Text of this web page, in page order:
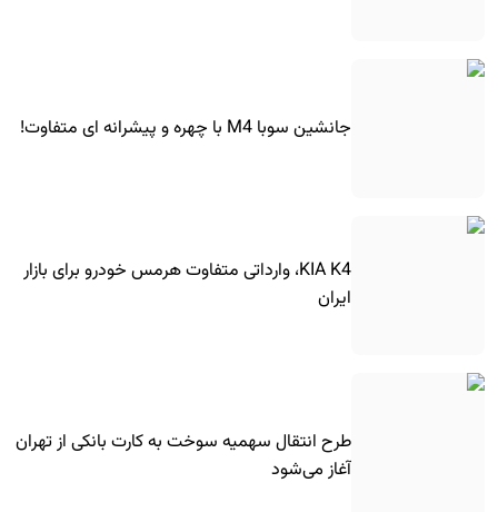
جانشین سوبا M4 با چهره و پیشرانه ای متفاوت!
KIA K4، وارداتی متفاوت هرمس خودرو برای بازار
ایران
طرح انتقال سهمیه سوخت به کارت بانکی از تهران
آغاز می‌شود